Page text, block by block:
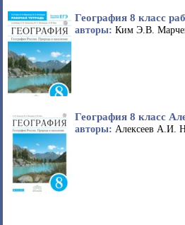
География 8 класс
авторы: Ким Э.В.
География 8 класс
авторы: Алексеев А.И.